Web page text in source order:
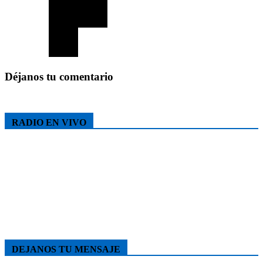
Déjanos tu comentario
RADIO EN VIVO
DEJANOS TU MENSAJE